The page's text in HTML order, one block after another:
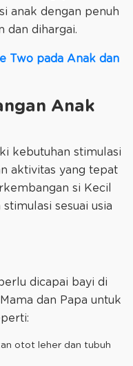
anak dengan penuh
dan dihargai.
Two pada Anak dan
Anak
kebutuhan stimulasi
aktivitas yang tepat
si Kecil
sesuai usia
dicapai bayi di
dan Papa untuk
otot leher dan tubuh